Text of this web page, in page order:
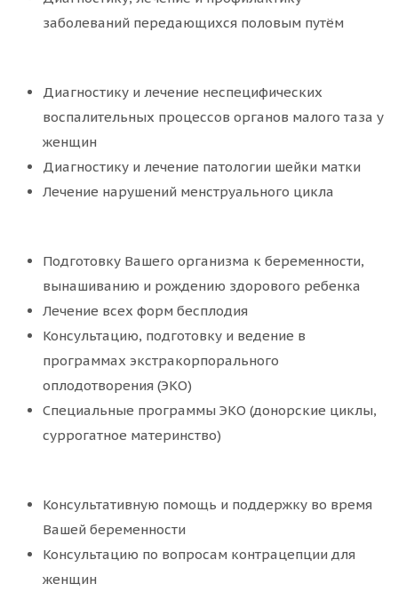
заболеваний передающихся половым путём
Диагностику и лечение неспецифических
воспалительных процессов органов малого таза у
женщин
Диагностику и лечение патологии шейки матки
Лечение нарушений менструального цикла
Подготовку Вашего организма к беременности,
вынашиванию и рождению здорового ребенка
Лечение всех форм бесплодия
Консультацию, подготовку и ведение в
программах экстракорпорального
оплодотворения (ЭКО)
Специальные программы ЭКО (донорские циклы,
суррогатное материнство)
Консультативную помощь и поддержку во время
Вашей беременности
Консультацию по вопросам контрацепции для
женщин